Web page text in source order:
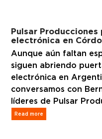
Pulsar
electrónica en
Aunque aún faltan
siguen abriendo
electrónica en
conversamos con
líderes de Pulsar
Read more